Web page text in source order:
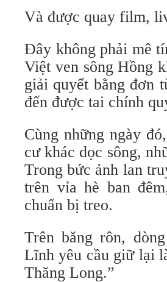
Và được quay film,
Đây không phải mê
Việt ven sông Hồng
giải quyết bằng đơn
đến được tai chính
Cùng những ngày
cư khác dọc sông,
Trong bức ảnh lan
trên vỉa hè ban
chuẩn bị treo.
Trên băng rôn,
Lĩnh yêu cầu giữ lại
Thăng Long.”